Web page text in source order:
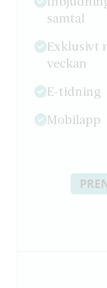
samtal
Exklusivt
veckan
E-tidning
Mobilapp